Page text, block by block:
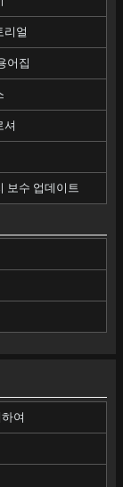
리얼
어집
셔
보수 업데이트
여